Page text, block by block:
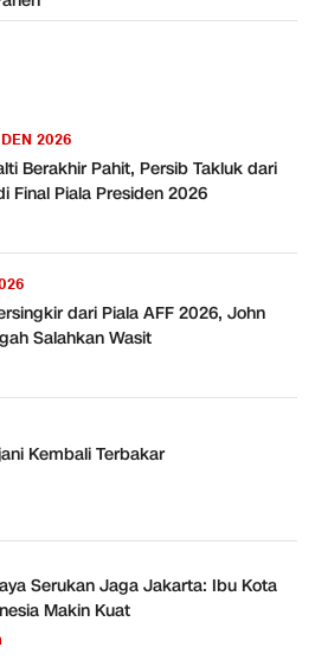
2026
Berakhir Pahit, Persib Takluk dari
Final Piala Presiden 2026
dari Piala AFF 2026, John
Salahkan Wasit
Kembali Terbakar
Serukan Jaga Jakarta: Ibu Kota
Makin Kuat